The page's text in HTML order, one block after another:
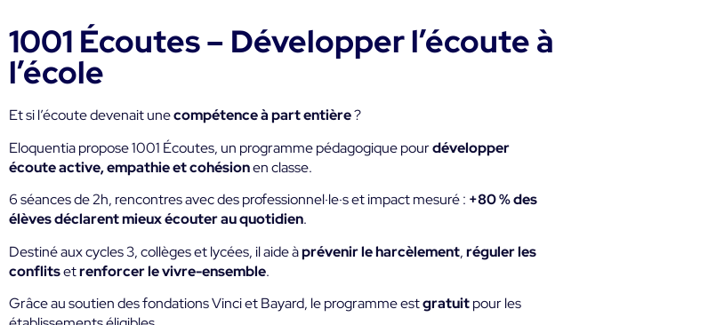
1001 Écoutes – Développer l’écoute à
l’école
Et si l’écoute devenait unecompétence à part entière?
Eloquentia propose 1001 Écoutes, un programme pédagogique pourdévelopper
écoute active, empathie et cohésionen classe.
6 séances de 2h, rencontres avec des professionnel·le·s et impact mesuré : +80 % des
élèves déclarent mieux écouter au quotidien.
Destiné aux cycles 3, collèges et lycées, il aide àprévenir le harcèlement,réguler les
conflitsetrenforcer le vivre-ensemble.
Grâce au soutien des fondations Vinci et Bayard, le programme estgratuitpour les